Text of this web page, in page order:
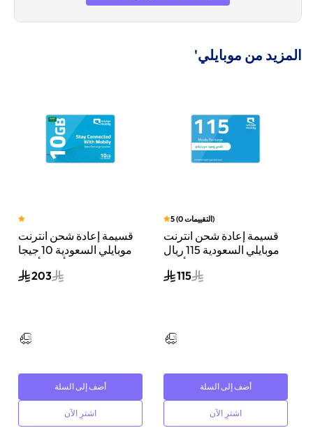
المزيد من موبايلي'
قسيمة إعادة شحن انترنت
موبايلي السعودية 10 جيجا
203
أضف إلى السلة
اشترِ الآن
5(0التقييمات)
قسيمة إعادة شحن انترنت
موبايلي السعودية 115 ريال
سعودي أزرق
115
أضف إلى السلة
اشترِ الآن